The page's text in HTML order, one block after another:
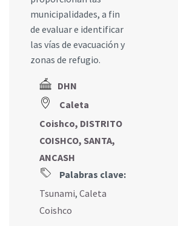
municipalidades, a fin
de evaluar e identificar
las vías de evacuación y
zonas de refugio.
DHN
Caleta
Coishco, DISTRITO
COISHCO, SANTA,
ANCASH
Palabras clave:
Tsunami, Caleta
Coishco